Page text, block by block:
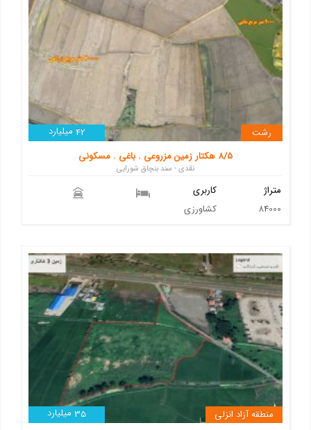
42 میلیارد
رشت
8/5 هکتار زمین مزروعی . باغی . مسکونی
نقدی - سند بنچاق شورایی
کاربری
کشاورزی
متراژ
84000
35 میلیارد
منطقه آزاد انزلی